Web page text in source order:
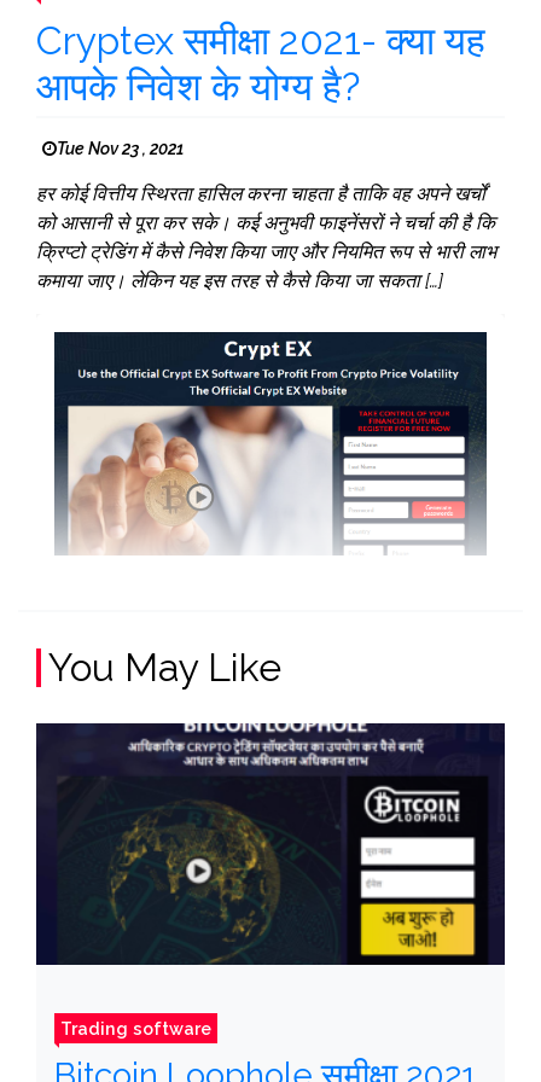
Cryptex समीक्षा 2021- क्या यह
आपके निवेश के योग्य है?
Tue Nov 23 , 2021
हर कोई वित्तीय स्थिरता हासिल करना चाहता है ताकि वह अपने खर्चों
को आसानी से पूरा कर सके। कई अनुभवी फाइनेंसरों ने चर्चा की है कि
क्रिप्टो ट्रेडिंग में कैसे निवेश किया जाए और नियमित रूप से भारी लाभ
कमाया जाए। लेकिन यह इस तरह से कैसे किया जा सकता […]
You May Like
Trading software